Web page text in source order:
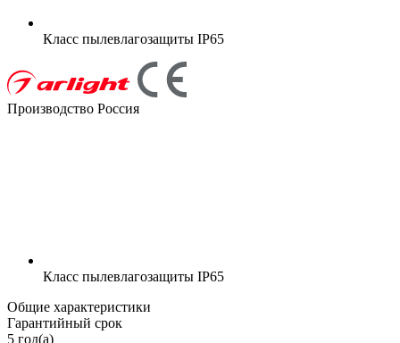
Класс пылевлагозащиты IP65
Производство Россия
Класс пылевлагозащиты IP65
Общие характеристики
Гарантийный срок
5 год(а)